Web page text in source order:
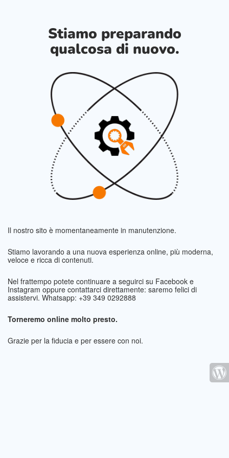
Stiamo preparando
qualcosa di nuovo.
Il nostro sito è momentaneamente in manutenzione.
Stiamo lavorando a una nuova esperienza online, più moderna,
veloce e ricca di contenuti.
Nel frattempo potete continuare a seguirci su Facebook e
Instagram oppure contattarci direttamente: saremo felici di
assistervi. Whatsapp: +39 349 0292888
Torneremo online molto presto.
Grazie per la fiducia e per essere con noi.